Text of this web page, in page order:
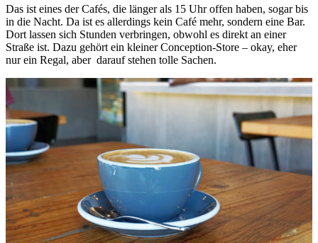
Das ist eines der Cafés, die länger als 15 Uhr offen haben, sogar bis
in die Nacht. Da ist es allerdings kein Café mehr, sondern eine Bar.
Dort lassen sich Stunden verbringen, obwohl es direkt an einer
Straße ist. Dazu gehört ein kleiner Conception-Store – okay, eher
nur ein Regal, aber darauf stehen tolle Sachen.